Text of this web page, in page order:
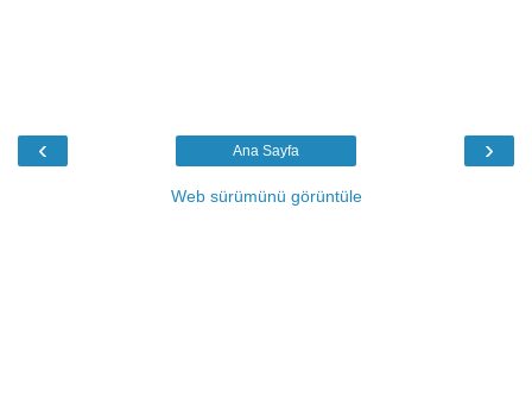
‹ ›
Ana Sayfa
Web sürümünü görüntüle